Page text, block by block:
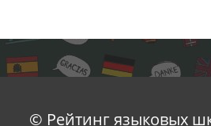
© Рейтинг языковых